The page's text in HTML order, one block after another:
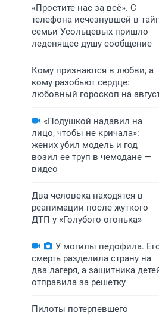
«Простите нас за всё». С
телефона исчезнувшей в
семьи Усольцевых пришло
леденящее душу сообщение
Кому признаются в любви, а
кому разобьют сердце:
любовный гороскоп на
«Подушкой надавил на
лицо, чтобы не кричала»:
жених убил модель и год
возил ее труп в чемодане —
видео
Два человека находятся в
реанимации после жуткого
ДТП у «Голубого огонька»
У могилы педофила.
смерть разделила страну на
два лагеря, а защитника
отправила за решетку
Пилоты потерпевшего